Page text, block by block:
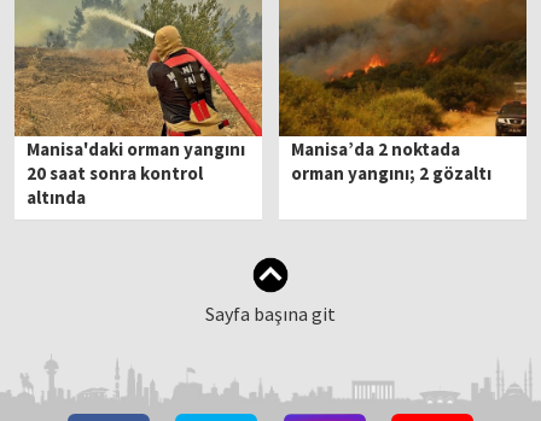
Manisa'daki orman yangını
20 saat sonra kontrol
altında
Manisa’da 2 noktada
orman yangını; 2 gözaltı
Sayfa başına git